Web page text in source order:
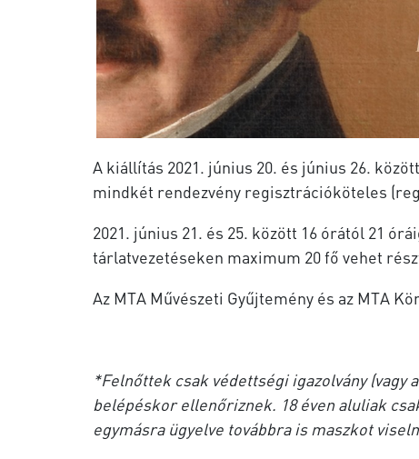
A kiállítás 2021. június 20. és június 26.
mindkét rendezvény regisztrációköteles
2021. június 21. és 25. között 16 órától 21
tárlatvezetéseken maximum 20 fő vehet
Az MTA Művészeti Gyűjtemény és az MTA
*Felnőttek csak védettségi igazolvány
belépéskor ellenőriznek. 18 éven aluliak
egymásra ügyelve továbbra is maszkot